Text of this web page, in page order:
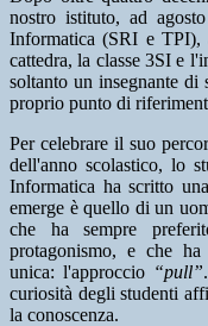
nostro istituto, ad
Informatica (SRI e TPI),
cattedra, la classe 3SI e
soltanto un insegnante
proprio punto di
Per celebrare il suo
dell'anno scolastico, lo
Informatica ha scritto
emerge è quello di un
che ha sempre
protagonismo, e che ha
unica: l'approccio “pull”
curiosità degli studenti
la conoscenza.